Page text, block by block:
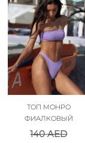
ТОП МОНРО
ФИАЛКОВЫЙ
140AED